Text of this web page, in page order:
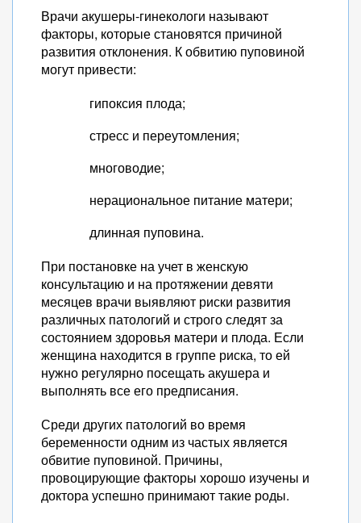
Врачи акушеры-гинекологи называют
факторы, которые становятся причиной
развития отклонения. К обвитию пуповиной
могут привести:
гипоксия плода;
стресс и переутомления;
многоводие;
нерациональное питание матери;
длинная пуповина.
При постановке на учет в женскую
консультацию и на протяжении девяти
месяцев врачи выявляют риски развития
различных патологий и строго следят за
состоянием здоровья матери и плода. Если
женщина находится в группе риска, то ей
нужно регулярно посещать акушера и
выполнять все его предписания.
Среди других патологий во время
беременности одним из частых является
обвитие пуповиной. Причины,
провоцирующие факторы хорошо изучены и
доктора успешно принимают такие роды.